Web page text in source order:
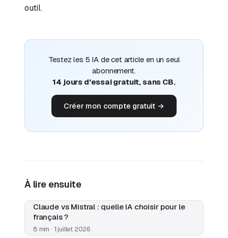
outil.
Testez les 5 IA de cet article en un seul
abonnement.
14 jours d'essai gratuit, sans CB.
Créer mon compte gratuit →
À lire ensuite
Claude vs Mistral : quelle IA choisir pour le
français ?
8 min · 1 juillet 2026